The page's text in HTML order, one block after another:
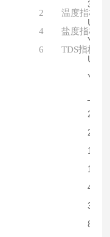
2
温度指标
4
盐度指标
6 TDS指标